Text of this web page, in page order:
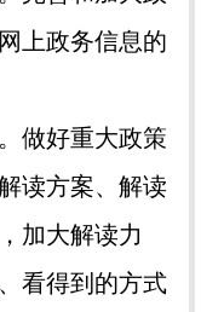
上政务信息的
做好重大政策
读方案、解读
加大解读力
看得到的方式